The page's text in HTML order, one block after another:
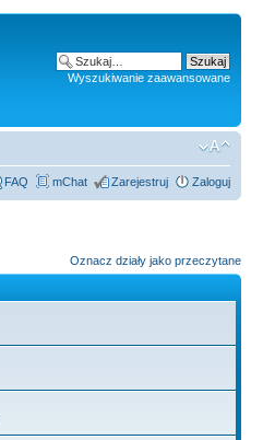
Wyszukiwanie zaawansowane
FAQ mChat Zarejestruj Zaloguj
Oznacz działy jako przeczytane